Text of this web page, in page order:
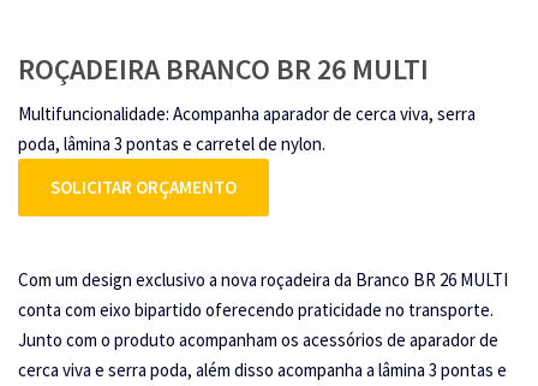
ROÇADEIRA BRANCO BR 26 MULTI
Multifuncionalidade: Acompanha aparador de cerca viva, serra
poda, lâmina 3 pontas e carretel de nylon.
SOLICITAR ORÇAMENTO
Com um design exclusivo a nova roçadeira da Branco BR 26 MULTI
conta com eixo bipartido oferecendo praticidade no transporte.
Junto com o produto acompanham os acessórios de aparador de
cerca viva e serra poda, além disso acompanha a lâmina 3 pontas e